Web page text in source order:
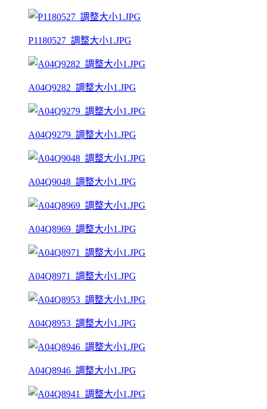
P1180527_調整大小1.JPG
A04Q9282_調整大小1.JPG
A04Q9279_調整大小1.JPG
A04Q9048_調整大小1.JPG
A04Q8969_調整大小1.JPG
A04Q8971_調整大小1.JPG
A04Q8953_調整大小1.JPG
A04Q8946_調整大小1.JPG